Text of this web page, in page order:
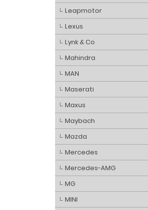
Leapmotor
Lexus
Lynk & Co
Mahindra
MAN
Maserati
Maxus
Maybach
Mazda
Mercedes
Mercedes-AMG
MG
MINI